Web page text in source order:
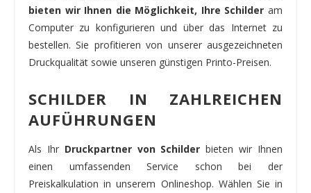
bieten wir Ihnen die Möglichkeit, Ihre Schilder am
Computer zu konfigurieren und über das Internet zu
bestellen. Sie profitieren von unserer ausgezeichneten
Druckqualität sowie unseren günstigen Printo-Preisen.
SCHILDER IN ZAHLREICHEN
AUFÜHRUNGEN
Als Ihr Druckpartner von Schilderbieten wir Ihnen
einen umfassenden Service schon bei der
Preiskalkulation in unserem Onlineshop. Wählen Sie in